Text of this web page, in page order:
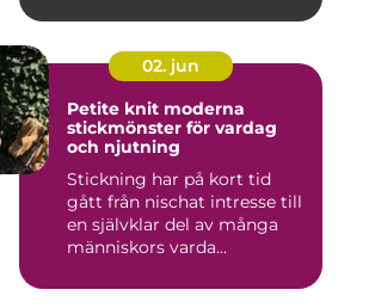
02. jun
Petite knit moderna
stickmönster för vardag
och njutning
Stickning har på kort tid
gått från nischat intresse till
en självklar del av många
människors varda...